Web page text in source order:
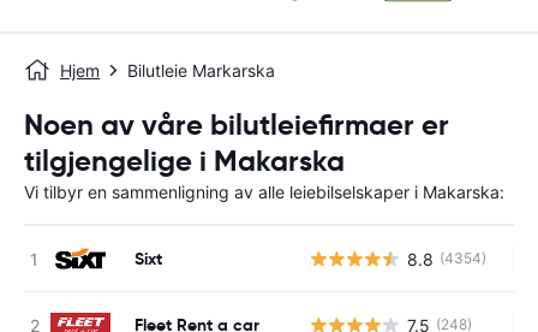
Hjem Bilutleie Markarska
Noen av våre bilutleiefirmaer er
tilgjengelige i Makarska
Vi tilbyr en sammenligning av alle leiebilselskaper i Makarska:
Sixt 8.8 (4354)
Fleet Rent a car 7.5 (248)